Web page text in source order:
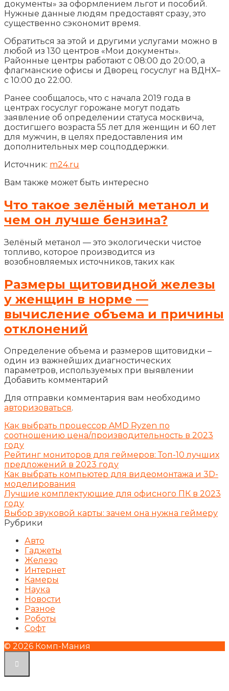
документы» за оформлением льгот и пособий.
Нужные данные людям предоставят сразу, это
существенно сэкономит время.
Обратиться за этой и другими услугами можно в
любой из 130 центров «Мои документы».
Районные центры работают с 08:00 до 20:00, а
флагманские офисы и Дворец госуслуг на ВДНХ–
с 10:00 до 22:00.
Ранее сообщалось, что с начала 2019 года в
центрах госуслуг горожане могут подать
заявление об определении статуса москвича,
достигшего возраста 55 лет для женщин и 60 лет
для мужчин, в целях предоставления им
дополнительных мер соцподдержки.
Источник: m24.ru
Вам также может быть интересно
Что такое зелёный метанол и
чем он лучше бензина?
Зелёный метанол — это экологически чистое
топливо, которое производится из
возобновляемых источников, таких как
Размеры щитовидной железы
у женщин в норме —
вычисление объема и причины
отклонений
Определение объема и размеров щитовидки –
один из важнейших диагностических
параметров, используемых при выявлении
Добавить комментарий
Для отправки комментария вам необходимо
авторизоваться.
Как выбрать процессор AMD Ryzen по
соотношению цена/производительность в 2023
году
Рейтинг мониторов для геймеров: Топ-10 лучших
предложений в 2023 году
Как выбрать компьютер для видеомонтажа и 3D-
моделирования
Лучшие комплектующие для офисного ПК в 2023
году
Выбор звуковой карты: зачем она нужна геймеру
Рубрики
Авто
Гаджеты
Железо
Интернет
Камеры
Наука
Новости
Разное
Роботы
Софт
© 2026 Комп-Мания